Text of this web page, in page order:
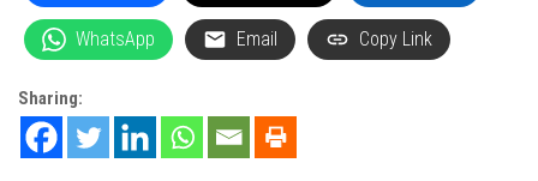
WhatsApp Email Copy Link
Sharing: